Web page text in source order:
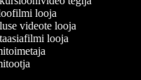
looja
videote looja
looja